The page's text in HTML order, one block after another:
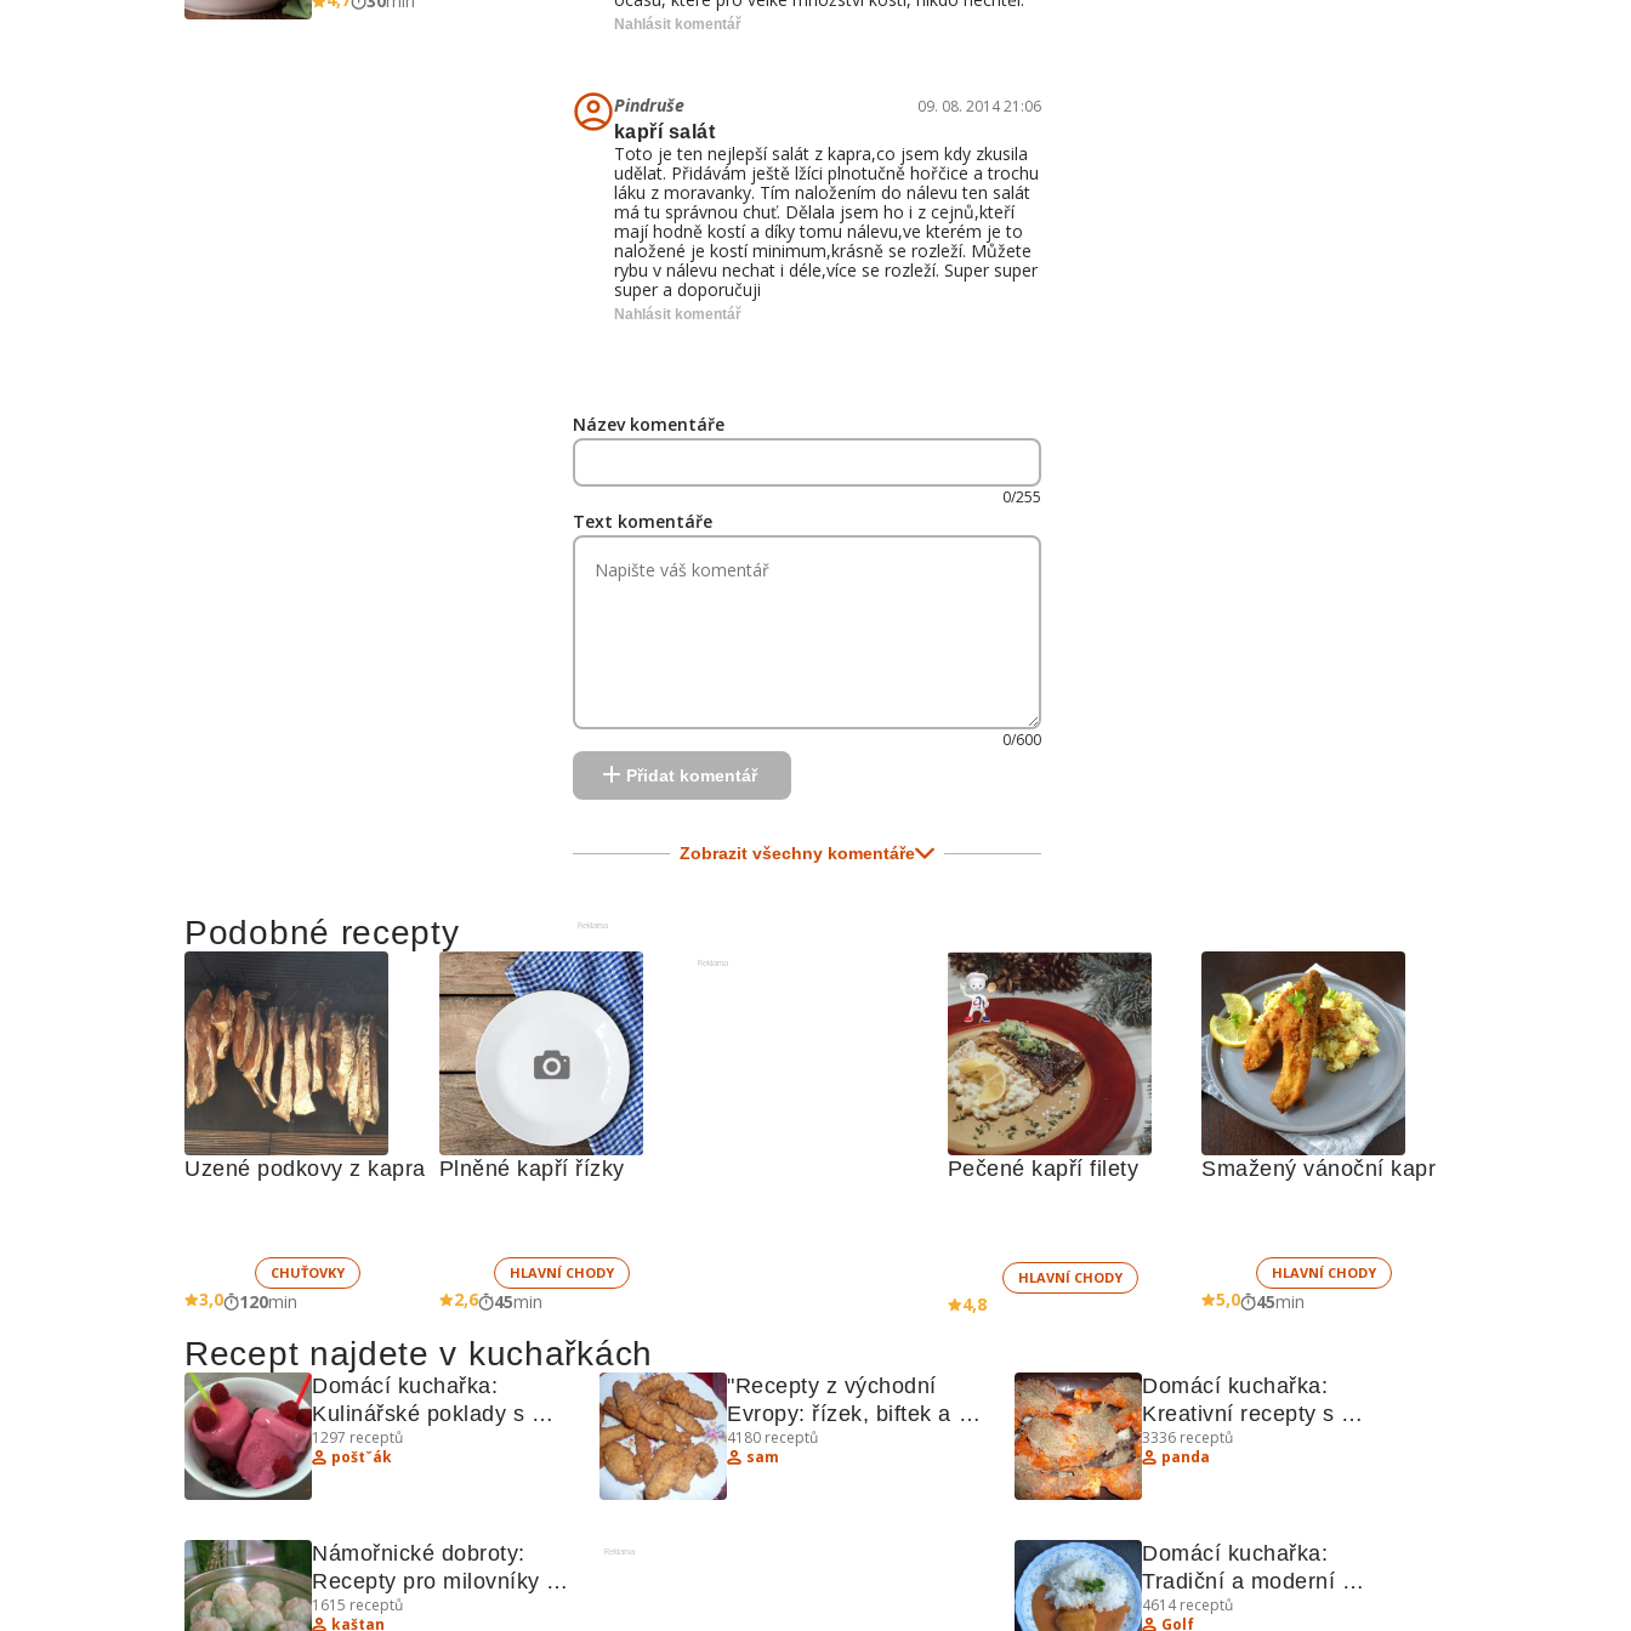
Nahlásit komentář
Pindruše
09. 08. 2014 21:06
kapří salát
Toto je ten nejlepší salát z kapra,co jsem kdy zkusila
udělat. Přidávám ještě lžíci plnotučně hořčice a trochu
láku z moravanky. Tím naložením do nálevu ten salát
má tu správnou chuť. Dělala jsem ho i z cejnů,kteří
mají hodně kostí a díky tomu nálevu,ve kterém je to
naložené je kostí minimum,krásně se rozleží. Můžete
rybu v nálevu nechat i déle,více se rozleží. Super super
super a doporučuji
Nahlásit komentář
Název komentáře
0/255
Text komentáře
0/600
Přidat komentář
Zobrazit všechny komentáře
Reklama
Podobné recepty
Uzené podkovy z kapra
CHUŤOVKY
3,0 120min
Plněné kapří řízky
HLAVNÍ CHODY
2,6 45min
Reklama
Pečené kapří filety
HLAVNÍ CHODY
4,8
Smažený vánoční kapr
HLAVNÍ CHODY
5,0 45min
Recept najdete v kuchařkách
Domácí kuchařka:
Kulinářské poklady s
nanuky, pikantní
pomazánkou a dalšími
1297 receptů
poštˇák
"Recepty z východní
Evropy: řízek, biftek a
další lahůdky"
4180 receptů
sam
Domácí kuchařka:
Kreativní recepty s
kuřecím, sýrem a slaninou
3336 receptů
panda
Námořnické dobroty:
Recepty pro milovníky
mořských pokrmů
1615 receptů
kaštan
Reklama
Domácí kuchařka:
Tradiční a moderní
recepty
4614receptů
Golf